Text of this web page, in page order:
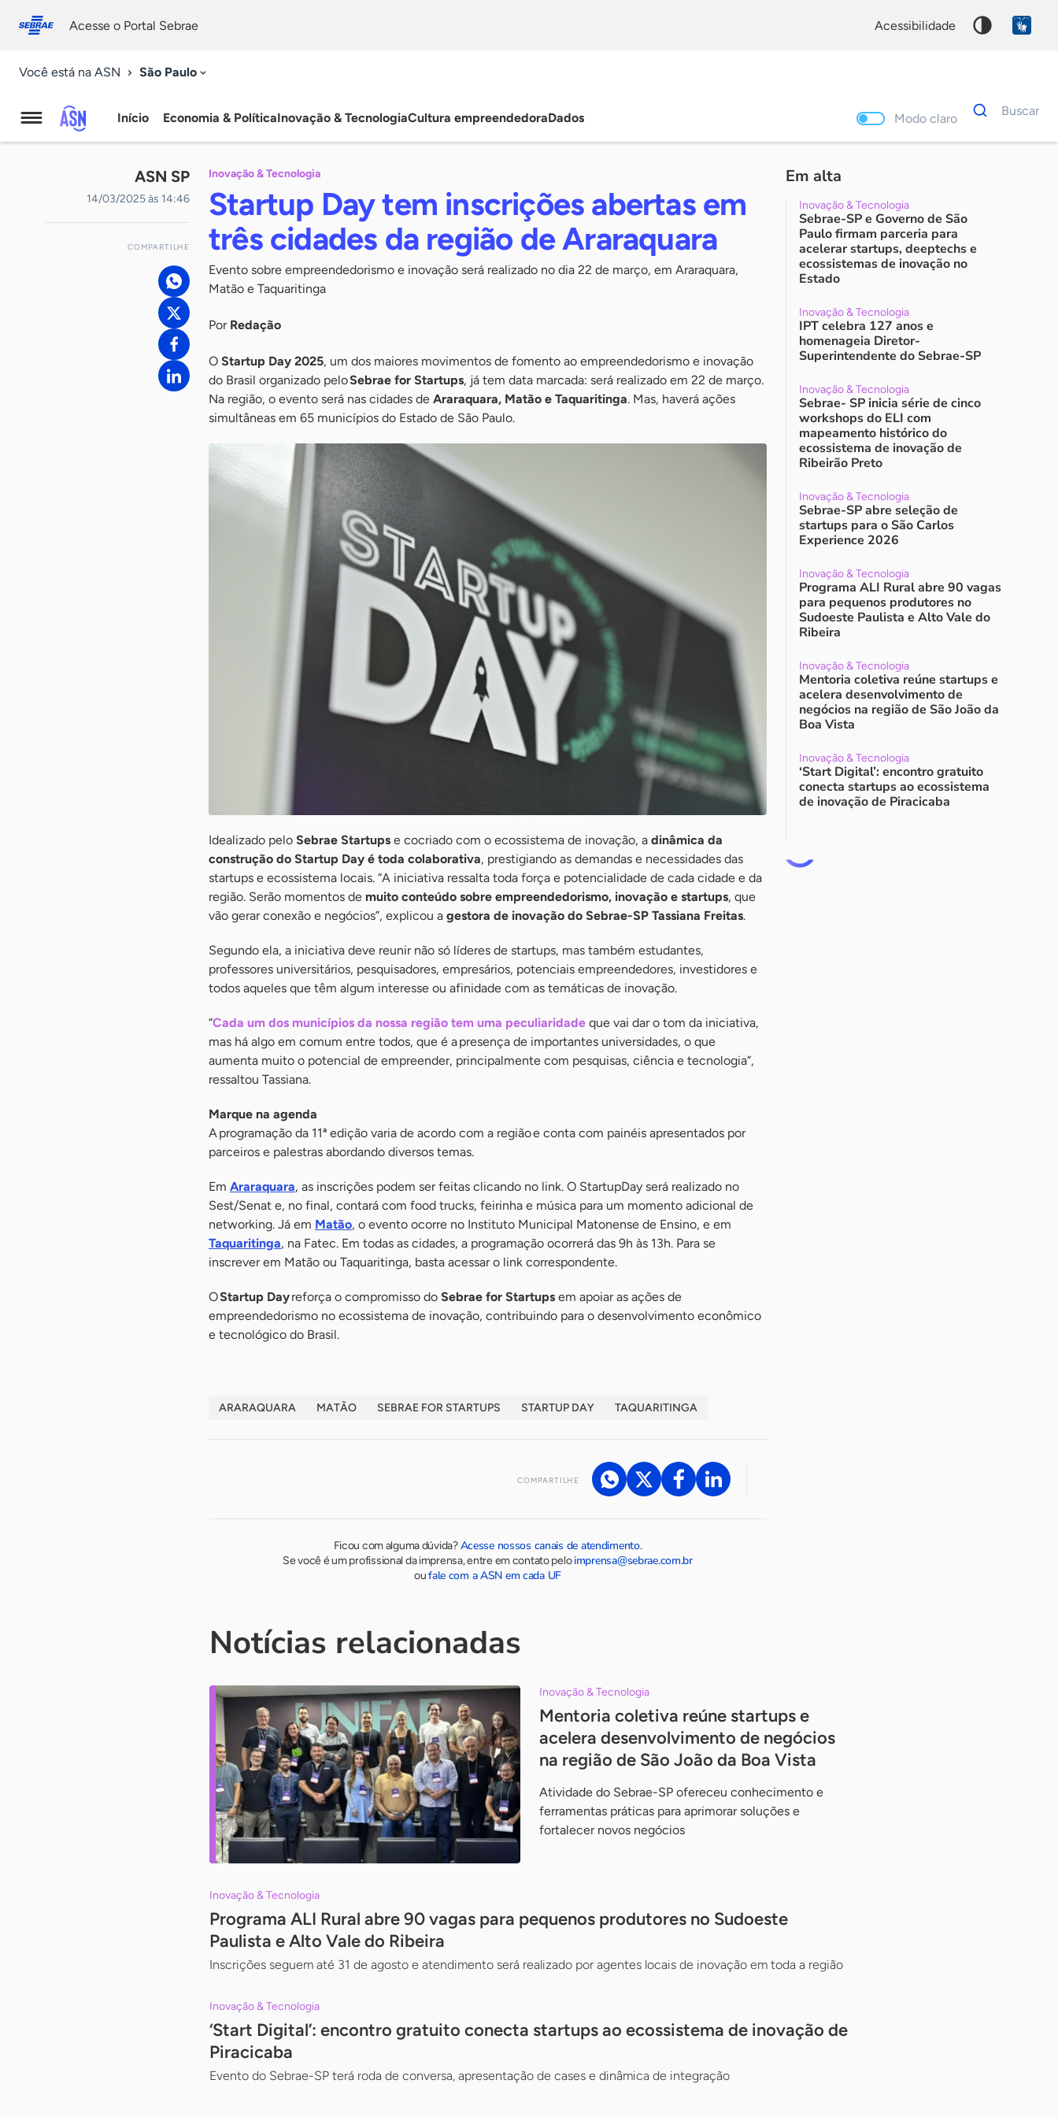
conosco
Acesse o Portal Sebrae acessibilidade
Você está na ASN São Paulo
Agência
Sebrae
Notícias
Início Economia & PolíticaInovação & TecnologiaCultura empreendedoraDados Modo claro
Dados
para
Buscar
ASN SP
14/03/2025 às 14:46
COMPARTILHE
Inovação & Tecnologia
Startup Day tem inscrições abertas em
três cidades da região de Araraquara
Evento sobre empreendedorismo e inovação será realizado no dia 22 de março, em Araraquara,
Matão e Taquaritinga
Por Redação
O Startup Day 2025, um dos maiores movimentos de fomento ao empreendedorismo e inovação
do Brasil organizado peloSebrae for Startups, já tem data marcada: será realizado em 22 de março.
Na região, o evento será nas cidades de Araraquara, Matão e Taquaritinga. Mas, haverá ações
simultâneas em 65 municípios do Estado de São Paulo.
Idealizado pelo Sebrae Startups e cocriado com o ecossistema de inovação, a dinâmica da
construção do Startup Day é toda colaborativa, prestigiando as demandas e necessidades das
startups e ecossistema locais. “A iniciativa ressalta toda força e potencialidade de cada cidade e da
região. Serão momentos de muito conteúdo sobre empreendedorismo, inovação e startups, que
vão gerar conexão e negócios”, explicou a gestora de inovação do Sebrae-SP Tassiana Freitas.
Segundo ela, a iniciativa deve reunir não só líderes de startups, mas também estudantes,
professores universitários, pesquisadores, empresários, potenciais empreendedores, investidores e
todos aqueles que têm algum interesse ou afinidade com as temáticas de inovação.
“Cada um dos municípios da nossa região tem uma peculiaridade que vai dar o tom da iniciativa,
mas há algo em comum entre todos, que é a presença de importantes universidades, o que
aumenta muito o potencial de empreender, principalmente com pesquisas, ciência e tecnologia”,
ressaltou Tassiana.
Marque na agenda
A programação da 11ª edição varia de acordo com a região e conta com painéis apresentados por
parceiros e palestras abordando diversos temas.
Em Araraquara, as inscrições podem ser feitas clicando no link. O StartupDay será realizado no
Sest/Senat e, no final, contará com food trucks, feirinha e música para um momento adicional de
networking. Já em Matão, o evento ocorre no Instituto Municipal Matonense de Ensino, e em
Taquaritinga, na Fatec. Em todas as cidades, a programação ocorrerá das 9h às 13h. Para se
inscrever em Matão ou Taquaritinga, basta acessar o link correspondente.
OStartup Dayreforça o compromisso do Sebrae for Startups em apoiar as ações de
empreendedorismo no ecossistema de inovação, contribuindo para o desenvolvimento econômico
e tecnológico do Brasil.
ARARAQUARA MATÃO SEBRAE FOR STARTUPS STARTUP DAY TAQUARITINGA
COMPARTILHE
Ficou com alguma dúvida?Acesse nossos canais de atendimento.
Se você é um profissional da imprensa, entre em contato peloimprensa@sebrae.com.br
oufale com a ASN em cada UF
Em alta
Inovação & Tecnologia
Sebrae-SP e Governo de São
Paulo firmam parceria para
acelerar startups, deeptechs e
ecossistemas de inovação no
Estado
Inovação & Tecnologia
IPT celebra 127 anos e
homenageia Diretor-
Superintendente do Sebrae-SP
Inovação & Tecnologia
Sebrae- SP inicia série de cinco
workshops do ELI com
mapeamento histórico do
ecossistema de inovação de
Ribeirão Preto
Inovação & Tecnologia
Sebrae-SP abre seleção de
startups para o São Carlos
Experience 2026
Inovação & Tecnologia
Programa ALI Rural abre 90 vagas
para pequenos produtores no
Sudoeste Paulista e Alto Vale do
Ribeira
Inovação & Tecnologia
Mentoria coletiva reúne startups e
acelera desenvolvimento de
negócios na região de São João da
Boa Vista
Inovação & Tecnologia
‘Start Digital’: encontro gratuito
conecta startups ao ecossistema
de inovação de Piracicaba
Notícias relacionadas
Inovação & Tecnologia
Mentoria coletiva reúne startups e
acelera desenvolvimento de negócios
na região de São João da Boa Vista
Atividade do Sebrae-SP ofereceu conhecimento e
ferramentas práticas para aprimorar soluções e
fortalecer novos negócios
Inovação & Tecnologia
Programa ALI Rural abre 90 vagas para pequenos produtores no Sudoeste
Paulista e Alto Vale do Ribeira
Inscrições seguem até 31 de agosto e atendimento será realizado por agentes locais de inovação em toda a região
Inovação & Tecnologia
‘Start Digital’: encontro gratuito conecta startups ao ecossistema de inovação de
Piracicaba
Evento do Sebrae-SP terá roda de conversa, apresentação de cases e dinâmica de integração